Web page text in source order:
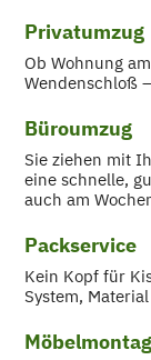
Privatumzug
Ob Wohnung
Wendenschloß
Büroumzug
Sie ziehen mit
eine schnelle,
auch am
Packservice
Kein Kopf für
System,